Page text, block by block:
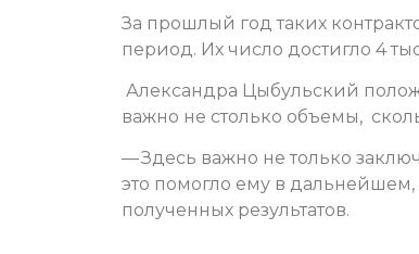
За прошлый год таких
период. Их число достигло 4
Александра Цыбульский
важно не столько объемы,
— Здесь важно не только
это помогло ему в
полученных результатов.